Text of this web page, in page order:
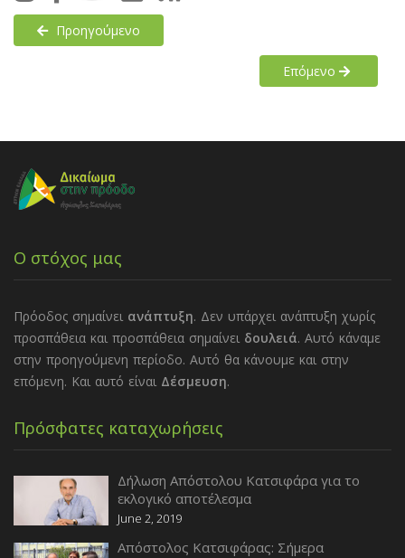
Προηγούμενο
Επόμενο
Ο στόχος μας
Πρόοδος σημαίνει ανάπτυξη. Δεν υπάρχει ανάπτυξη χωρίς
προσπάθεια και προσπάθεια σημαίνει δουλειά. Αυτό κάναμε
στην προηγούμενη περίοδο. Αυτό θα κάνουμε και στην
επόμενη. Και αυτό είναι Δέσμευση.
Πρόσφατες καταχωρήσεις
Δήλωση Απόστολου Κατσιφάρα για το
εκλογικό αποτέλεσμα
June 2, 2019
Απόστολος Κατσιφάρας: Σήμερα